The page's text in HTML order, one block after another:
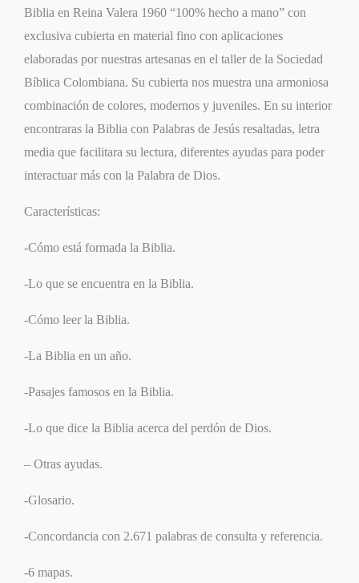
Biblia en Reina Valera 1960 “100% hecho a mano” con
exclusiva cubierta en material fino con aplicaciones
elaboradas por nuestras artesanas en el taller de la Sociedad
Bíblica Colombiana. Su cubierta nos muestra una armoniosa
combinación de colores, modernos y juveniles. En su interior
encontraras la Biblia con Palabras de Jesús resaltadas, letra
media que facilitara su lectura, diferentes ayudas para poder
interactuar más con la Palabra de Dios.
Características:
-Cómo está formada la Biblia.
-Lo que se encuentra en la Biblia.
-Cómo leer la Biblia.
-La Biblia en un año.
-Pasajes famosos en la Biblia.
-Lo que dice la Biblia acerca del perdón de Dios.
– Otras ayudas.
-Glosario.
-Concordancia con 2.671 palabras de consulta y referencia.
-6 mapas.